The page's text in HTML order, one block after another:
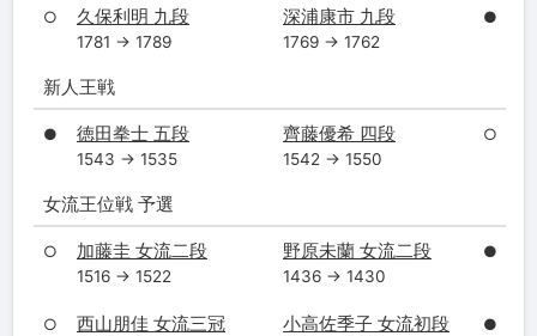
○ 久保利明 九段
1781 → 1789
深浦康市 九段
1769 → 1762
●
新人王戦
● 徳田拳士 五段
1543 → 1535
齊藤優希 四段
1542 → 1550
○
女流王位戦 予選
○ 加藤圭 女流二段
1516 → 1522
野原未蘭 女流二段
1436 → 1430
●
○ 西山朋佳 女流三冠 小高佐季子 女流初段 ●